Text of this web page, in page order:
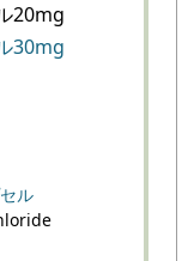
20mg
30mg
ル